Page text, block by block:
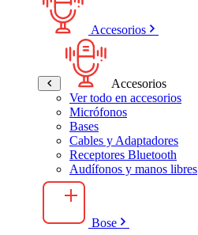
Accesorios
Accesorios
Ver todo en accesorios
Micrófonos
Bases
Cables y Adaptadores
Receptores Bluetooth
Audífonos y manos libres
Bose